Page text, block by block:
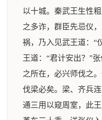
以十城。秦武王生性
之多诈，群臣先忌仪
祸，乃入见武王道：“
王道：“君计安出？”
之所在，必兴师伐之
伐梁必矣。梁、齐兵
通三用以窥周室，此